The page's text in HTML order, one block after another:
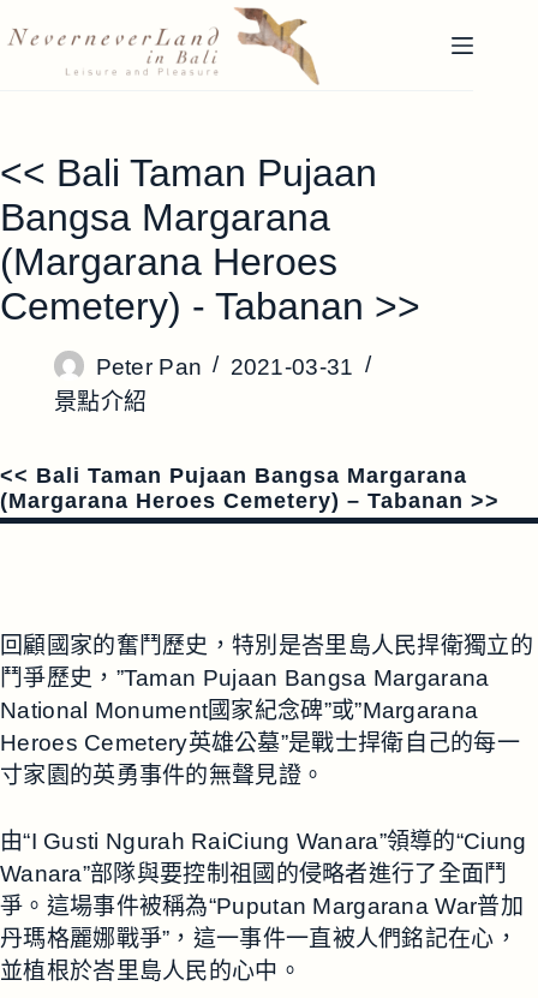
至
容
<< Bali Taman Pujaan
Bangsa Margarana
(Margarana Heroes
Cemetery) - Tabanan >>
Peter Pan
2021-03-31
景點介紹
<< Bali Taman Pujaan Bangsa Margarana
(Margarana Heroes Cemetery) – Tabanan >>
回顧國家的奮鬥歷史，特別是峇里島人民捍衛獨立的
鬥爭歷史，”Taman Pujaan Bangsa Margarana
National Monument國家紀念碑”或”Margarana
Heroes Cemetery英雄公墓”是戰士捍衛自己的每一
寸家園的英勇事件的無聲見證。
由“I Gusti Ngurah RaiCiung Wanara”領導的“Ciung
Wanara”部隊與要控制祖國的侵略者進行了全面鬥
爭。這場事件被稱為“Puputan Margarana War普加
丹瑪格麗娜戰爭”，這一事件一直被人們銘記在心，
並植根於峇里島人民的心中。